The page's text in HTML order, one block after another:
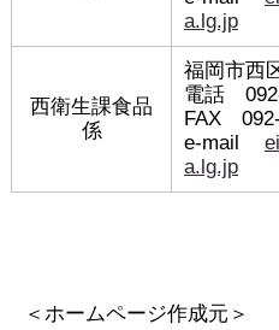
a.lg.jp
西衛生課食品
係
福岡市西
電話
FAX
e-mail
a.lg.jp
＜ホームページ作成元＞